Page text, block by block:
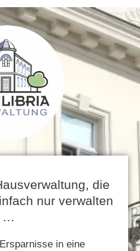
die
nur verwalten
…
in eine